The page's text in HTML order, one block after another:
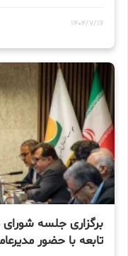
1404/7/16
برگزاری جلسه
تابعه با حضور